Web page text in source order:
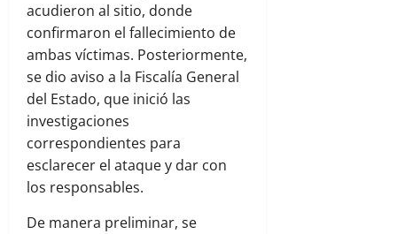
acudieron al sitio, donde
confirmaron el fallecimiento de
ambas víctimas. Posteriormente,
se dio aviso a la Fiscalía General
del Estado, que inició las
investigaciones
correspondientes para
esclarecer el ataque y dar con
los responsables.
De manera preliminar, se